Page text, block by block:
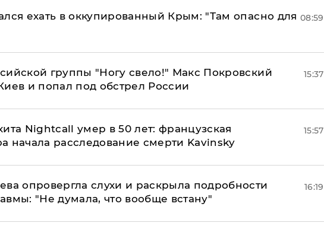
ехать в оккупированный Крым: "Там опасно для 08:59
группы "Ногу свело!" Макс Покровский
и попал под обстрел России
15:37
Nightcall умер в 50 лет: французская
начала расследование смерти Kavinsky
15:57
опровергла слухи и раскрыла подробности
"Не думала, что вообще встану"
16:19